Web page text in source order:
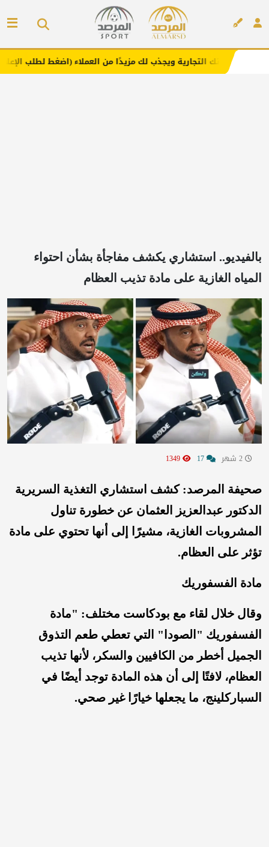
ويجذب لك مزيدًا من العملاء (اضغط لطلب الإعلان)
بالفيديو.. استشاري يكشف مفاجأة بشأن احتواء
المياه الغازية على مادة تذيب العظام
صحيفة المرصد: كشف استشاري التغذية السريرية
الدكتور عبدالعزيز العثمان عن خطورة تناول
المشروبات الغازية، مشيرًا إلى أنها تحتوي على مادة
تؤثر على العظام.
مادة الفسفوريك
وقال خلال لقاء مع بودكاست مختلف: "مادة
الفسفوريك "الصودا" التي تعطي طعم التذوق
الجميل أخطر من الكافيين والسكر، لأنها تذيب
العظام، لافتًا إلى أن هذه المادة توجد أيضًا في
السباركلينج، ما يجعلها خيارًا غير صحي.